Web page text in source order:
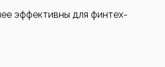
эффективны для финтех-